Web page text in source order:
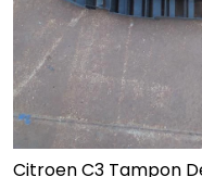
Citroen C3 Tampon